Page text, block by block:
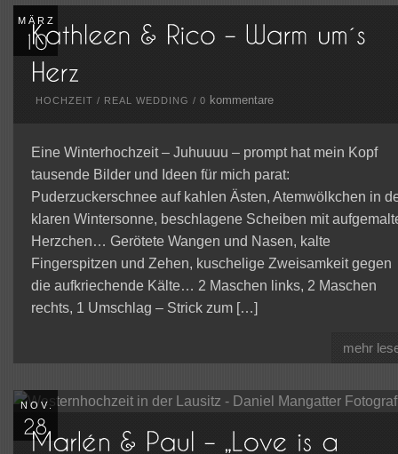
MÄRZ
HOCHZEIT / REAL WEDDING / 0 kommentare
Eine Winterhochzeit – Juhuuuu – prompt hat mein Kopf
tausende Bilder und Ideen für mich parat:
Puderzuckerschnee auf kahlen Ästen, Atemwölkchen in
klaren Wintersonne, beschlagene Scheiben mit
Herzchen… Gerötete Wangen und Nasen, kalte
Fingerspitzen und Zehen, kuschelige Zweisamkeit gegen
die aufkriechende Kälte… 2 Maschen links, 2 Maschen
rechts, 1 Umschlag – Strick zum […]
mehr
NOV.